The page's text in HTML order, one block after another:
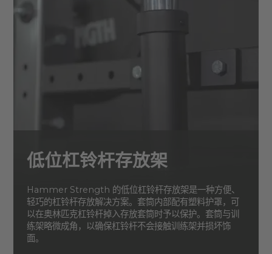
低位杠铃杆存放架
Hammer Strength 的低位杠铃杆存放架是一种方便、
轻巧的杠铃杆存放解决方案。套筒内部配有塑料护罩，可
以在奥林匹克杠铃杆掉入存放套筒时予以保护。套筒与训
练架略微成角，以确保杠铃杆不会接触训练架并损坏饰
面。